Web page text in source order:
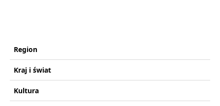
Region
Kraj i świat
Kultura